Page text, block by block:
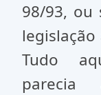
98/93, ou
Tudo
parecia